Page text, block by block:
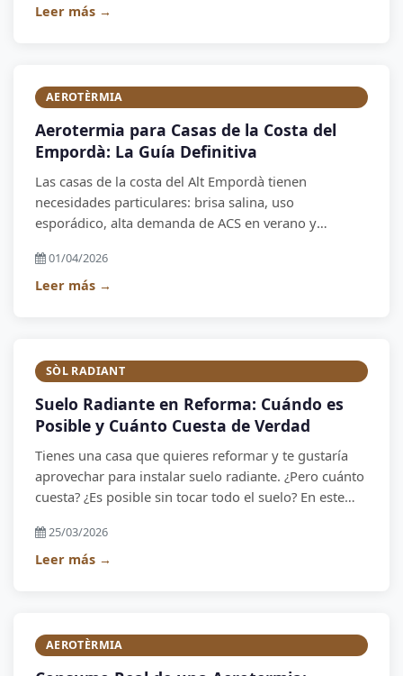
puedes ahorrar.
Leer más →
AEROTÈRMIA
Aerotermia para Casas de la Costa del
Empordà: La Guía Definitiva
Las casas de la costa del Alt Empordà tienen
necesidades particulares: brisa salina, uso
esporádico, alta demanda de ACS en verano y
solución que mejor se adapta a todas estas
condiciones.
01/04/2026
Leer más →
SÒL RADIANT
Suelo Radiante en Reforma: Cuándo es
Posible y Cuánto Cuesta de Verdad
Tienes una casa que quieres reformar y te gustaría
aprovechar para instalar suelo radiante. ¿Pero cuánto
cuesta? ¿Es posible sin tocar todo el suelo? En este
alternativas cuando no es viable económicamente.
25/03/2026
Leer más →
AEROTÈRMIA